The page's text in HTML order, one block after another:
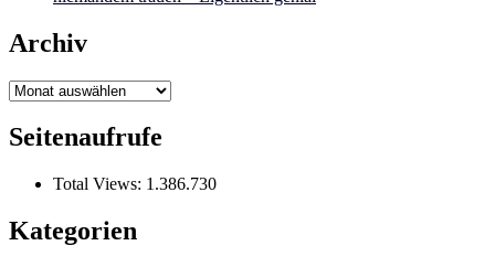
Archiv
Archiv
Seitenaufrufe
Total Views: 1.386.730
Kategorien